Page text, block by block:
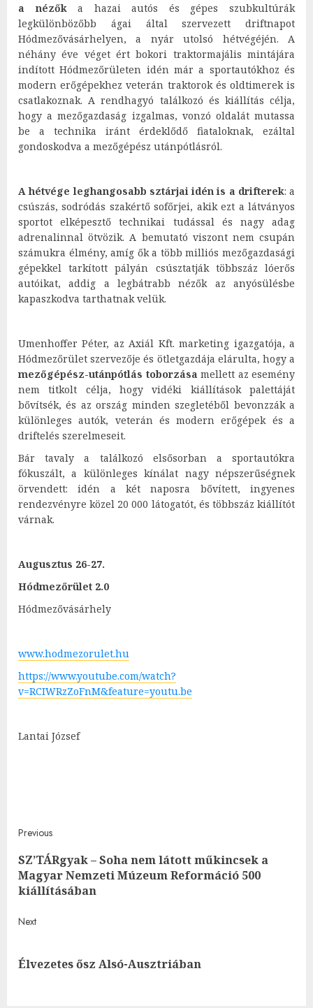
a nézőka hazai autós és gépes szubkultúrák
legkülönbözőbb ágai által szervezett driftnapot
Hódmezővásárhelyen, a nyár utolsó hétvégéjén. A
néhány éve véget ért bokori traktormajális mintájára
indított Hódmezőrületen idén már a sportautókhoz és
modern erőgépekhez veterán traktorok és oldtimerek is
csatlakoznak. A rendhagyó találkozó és kiállítás célja,
hogy a mezőgazdaság izgalmas, vonzó oldalát mutassa
be a technika iránt érdeklődő fiataloknak, ezáltal
gondoskodva a mezőgépész utánpótlásról.
A hétvége leghangosabb sztárjai idén is a drifterek: a
csúszás, sodródás szakértő sofőrjei, akik ezt a látványos
sportot elképesztő technikai tudással és nagy adag
adrenalinnal ötvözik. A bemutató viszont nem csupán
számukra élmény, amíg ők a több milliós mezőgazdasági
gépekkel tarkított pályán csúsztatják többszáz lóerős
autóikat, addig a legbátrabb nézők az anyósülésbe
kapaszkodva tarthatnak velük.
Umenhoffer Péter, az Axiál Kft. marketing igazgatója, a
Hódmezőrület szervezője és ötletgazdája elárulta, hogy a
mezőgépész-utánpótlás toborzása mellett az esemény
nem titkolt célja, hogy vidéki kiállítások palettáját
bővítsék, és az ország minden szegletéből bevonzzák a
különleges autók, veterán és modern erőgépek és a
driftelés szerelmeseit.
Bár tavaly a találkozó elsősorban a sportautókra
fókuszált, a különleges kínálat nagy népszerűségnek
örvendett: idén a két naposra bővített, ingyenes
rendezvényre közel 20 000 látogatót, és többszáz kiállítót
várnak.
Augusztus 26-27.
Hódmezőrület 2.0
Hódmezővásárhely
www.hodmezorulet.hu
https://www.youtube.com/watch?
v=RCIWRzZoFnM&feature=youtu.be
Lantai József
Post
navigation
Previous
SZ’TÁRgyak – Soha nem látott műkincsek a
Magyar Nemzeti Múzeum Reformáció 500
kiállításában
Next
Next
Élvezetes ősz Alsó-Ausztriában